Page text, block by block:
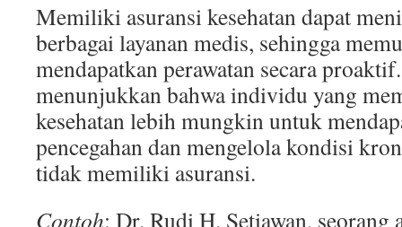
Memiliki asuransi kesehatan dapat
berbagai layanan medis, sehingga
mendapatkan perawatan secara
menunjukkan bahwa individu yang
kesehatan lebih mungkin untuk
pencegahan dan mengelola kondisi
tidak memiliki asuransi.
Contoh: Dr. Rudi H. Setiawan, seorang